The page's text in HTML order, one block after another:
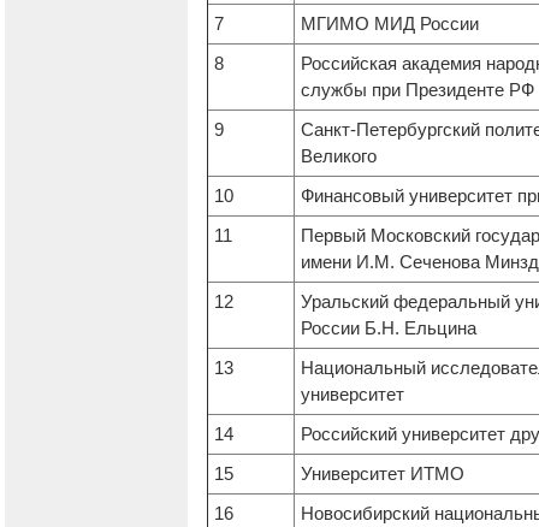
7
МГИМО МИД России
8
Российская академия
службы при Президенте РФ
9
Санкт-Петербургский
Великого
10
Финансовый университет
11
Первый Московский
имени И.М. Сеченова
12
Уральский федеральный
России Б.Н. Ельцина
13
Национальный
университет
14
Российский университет
15
Университет ИТМО
16
Новосибирский